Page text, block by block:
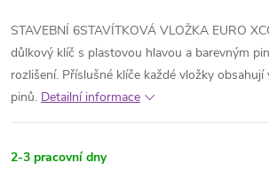
STAVEBNÍ 6STAVÍTKOVÁ VLOŽKA EURO
důlkový klíč s plastovou hlavou a barevným
rozlišení. Příslušné klíče každé vložky
pinů. Detailní informace
2-3 pracovní dny